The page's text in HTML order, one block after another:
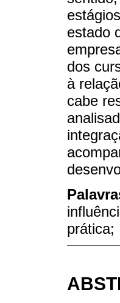
estado
dos
à
cabe
prática;